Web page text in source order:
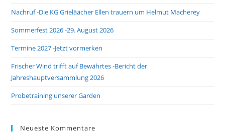
Nachruf -Die KG Grieläächer Ellen trauern um Helmut Macherey
Sommerfest 2026 -29. August 2026
Termine 2027 -Jetzt vormerken
Frischer Wind trifft auf Bewährtes -Bericht der
Jahreshauptversammlung 2026
Probetraining unserer Garden
Neueste Kommentare